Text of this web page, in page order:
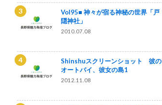
Vol95■ 神々が宿る神秘の世界「戸
隠神社」
2010.07.08
Shinshuスクリーンショット 彼の
オートバイ、彼女の島1
2012.11.08